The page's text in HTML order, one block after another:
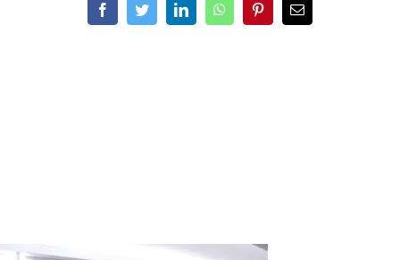
FacebookTwitterLinkedInWhatsAppPinterestEmail